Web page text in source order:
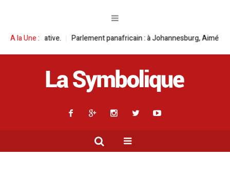
A la Une :
panafricain : à Johannesburg, Aimé Boji Sangara multiplie les